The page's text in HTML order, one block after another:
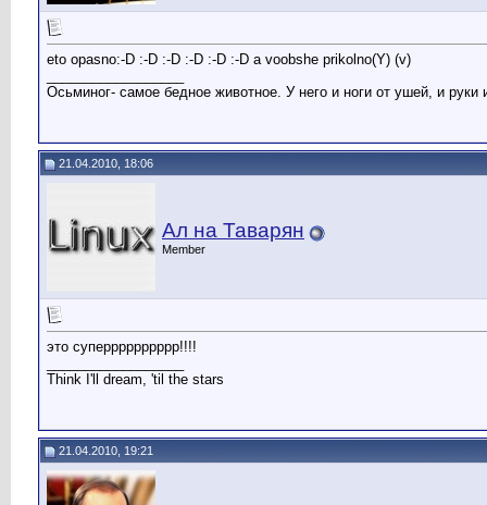
eto opasno:-D :-D :-D :-D :-D :-D a voobshe prikolno(Y) (v)
Осьминог- самое бедное животное. У него и ноги от ушей, и
21.04.2010, 18:06
Ал на Таварян
Member
это суперррррррррр!!!!
Think I'll dream, 'til the stars
21.04.2010, 19:21